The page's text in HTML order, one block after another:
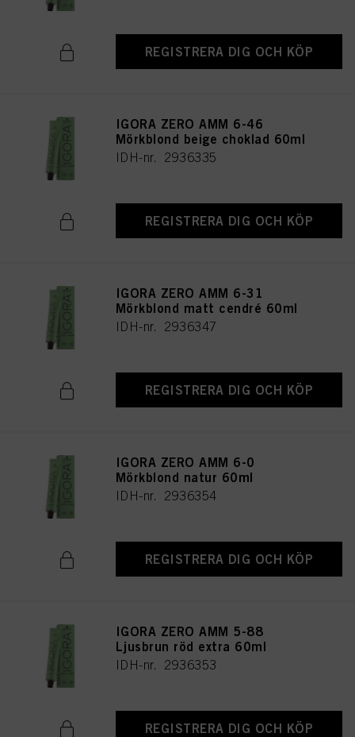
REGISTRERA DIG OCH KÖP
IGORA ZERO AMM 6-46
Mörkblond beige choklad 60ml
IDH-nr. 2936335
REGISTRERA DIG OCH KÖP
IGORA ZERO AMM 6-31
Mörkblond matt cendré 60ml
IDH-nr. 2936347
REGISTRERA DIG OCH KÖP
IGORA ZERO AMM 6-0
Mörkblond natur 60ml
IDH-nr. 2936354
REGISTRERA DIG OCH KÖP
IGORA ZERO AMM 5-88
Ljusbrun röd extra 60ml
IDH-nr. 2936353
REGISTRERA DIG OCH KÖP